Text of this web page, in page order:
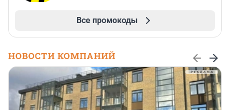
Все промокоды
НОВОСТИ КОМПАНИЙ